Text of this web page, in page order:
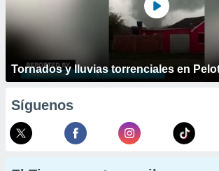
Tornados y lluvias torrenciales en
Síguenos